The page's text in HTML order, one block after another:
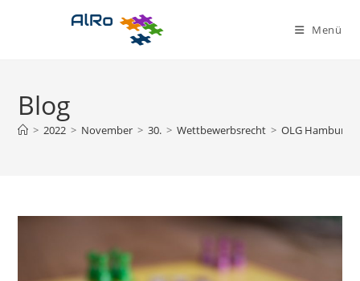
Menü
Blog
> 2022 > November > 30. > Wettbewerbsrecht > OLG Hamburg: